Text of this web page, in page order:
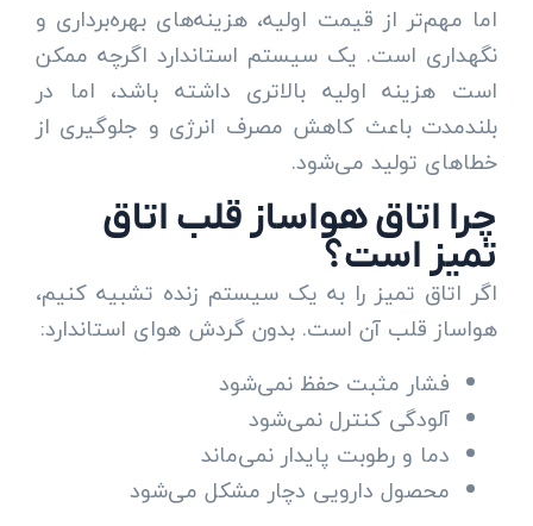
اما مهم‌تر از قیمت اولیه، هزینه‌های بهره‌برداری و
نگهداری است. یک سیستم استاندارد اگرچه ممکن
است هزینه اولیه بالاتری داشته باشد، اما در
بلندمدت باعث کاهش مصرف انرژی و جلوگیری از
خطاهای تولید می‌شود.
چرا اتاق هواساز قلب اتاق
تمیز است؟
اگر اتاق تمیز را به یک سیستم زنده تشبیه کنیم،
هواساز قلب آن است. بدون گردش هوای استاندارد:
فشار مثبت حفظ نمی‌شود
آلودگی کنترل نمی‌شود
دما و رطوبت پایدار نمی‌ماند
محصول دارویی دچار مشکل می‌شود